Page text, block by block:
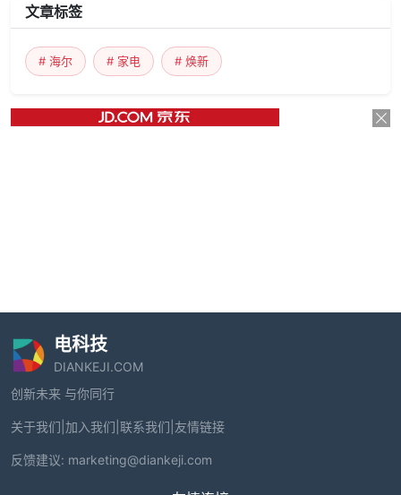
文章标签
# 海尔 # 家电 # 焕新
电科技
DIANKEJI.COM
创新未来 与你同行
关于我们 加入我们 联系我们 友情链接
反馈建议: marketing@diankeji.com